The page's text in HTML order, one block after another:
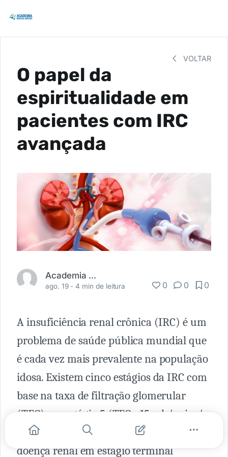
VOLTAR
O papel da
espiritualidade em
pacientes com IRC
avançada
Academia Médica
ago. 19 -4 min de leitura 0 0 0
A insuficiência renal crônica (IRC) é um
problema de saúde pública mundial que
é cada vez mais prevalente na população
idosa. Existem cinco estágios da IRC com
base na taxa de filtração glomerular
(TFG), e o estágio 5 (TFG <15 ml / min /
1,73m2) é frequentemente chamado de
doença renal em estágio terminal